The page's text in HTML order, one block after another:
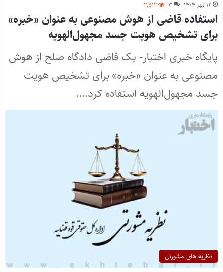
۱۲ مهر ۱۴۰۴ ۳ ۲,۵۱۲
استفاده قاضی از هوش مصنوعی به عنوان «خبره»
برای تشخیص هویت جسد مجهول‌الهویه
پایگاه خبری اختبار- یک قاضی دادگاه صلح از هوش
مصنوعی به عنوان «خبره» برای تشخیص هویت
جسد مجهول‌الهویه استفاده کرد.…
نظریه های مشورتی